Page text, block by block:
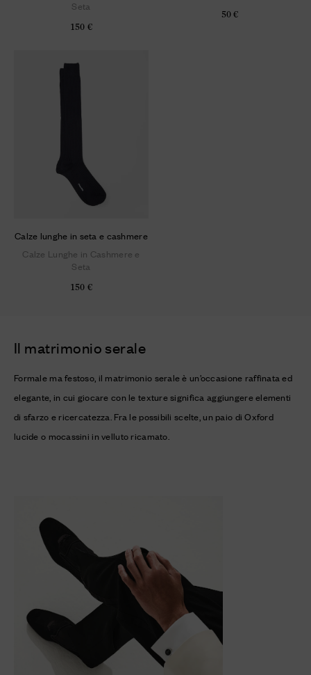
Seta
150 €
50 €
Calze lunghe in seta e cashmere
Calze Lunghe in Cashmere e
Seta
150 €
Il matrimonio serale
Formale ma festoso, il matrimonio serale è un’occasione raffinata ed
elegante, in cui giocare con le texture significa aggiungere elementi
di sfarzo e ricercatezza. Fra le possibili scelte, un paio di Oxford
lucide o mocassini in velluto ricamato.